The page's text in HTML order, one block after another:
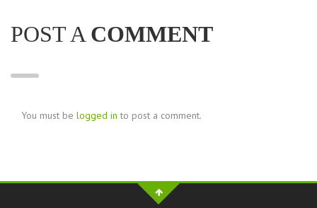
POST A COMMENT
You must be logged in to post a comment.